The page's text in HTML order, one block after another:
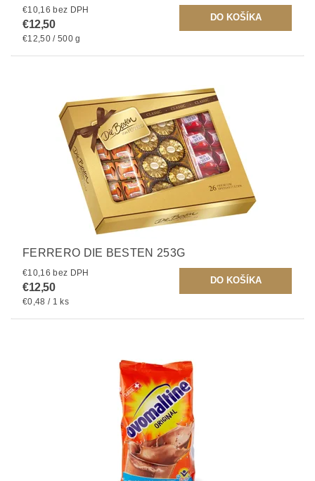
€10,16 bez DPH
€12,50
€12,50 / 500 g
FERRERO DIE BESTEN 253G
€10,16 bez DPH
€12,50
€0,48 / 1 ks